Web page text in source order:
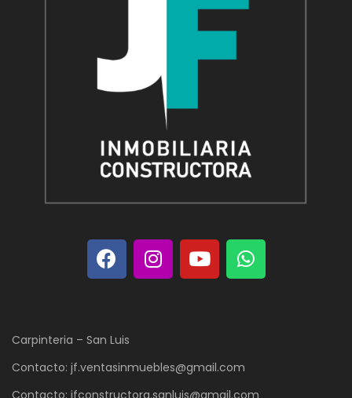
Carpinteria – San Luis
Contacto: jf.ventasinmuebles@gmail.com
Contacto: jfconstructora.sanluis@gmail.com